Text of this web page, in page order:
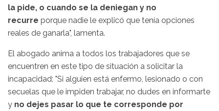
la pide, o cuando se la deniegan y no
recurre porque nadie le explicó que tenía opciones
reales de ganarla", lamenta.
El abogado anima a todos los trabajadores que se
encuentren en este tipo de situación a solicitar la
incapacidad: "Si alguien está enfermo, lesionado o con
secuelas que le impiden trabajar, no dudes en informarte
y no dejes pasar lo que te corresponde por